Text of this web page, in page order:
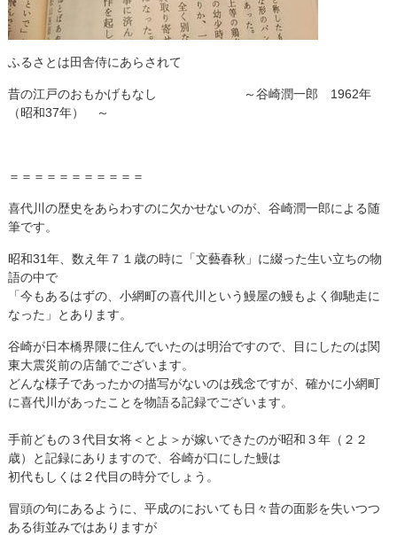
ふるさとは田舎侍にあらされて
昔の江戸のおもかげもなし ～谷崎潤一郎 1962年
（昭和37年） ～
＝＝＝＝＝＝＝＝＝＝＝
喜代川の歴史をあらわすのに欠かせないのが、谷崎潤一郎による随
筆です。
昭和31年、数え年７１歳の時に「文藝春秋」に綴った生い立ちの物
語の中で
「今もあるはずの、小網町の喜代川という鰻屋の鰻もよく御馳走に
なった」とあります。
谷崎が日本橋界隈に住んでいたのは明治ですので、目にしたのは関
東大震災前の店舗でございます。
どんな様子であったかの描写がないのは残念ですが、確かに小網町
に喜代川があったことを物語る記録でございます。
手前どもの３代目女将＜とよ＞が嫁いできたのが昭和３年（２２
歳）と記録にありますので、谷崎が口にした鰻は
初代もしくは２代目の時分でしょう。
冒頭の句にあるように、平成のにおいても日々昔の面影を失いつつ
ある街並みではありますが